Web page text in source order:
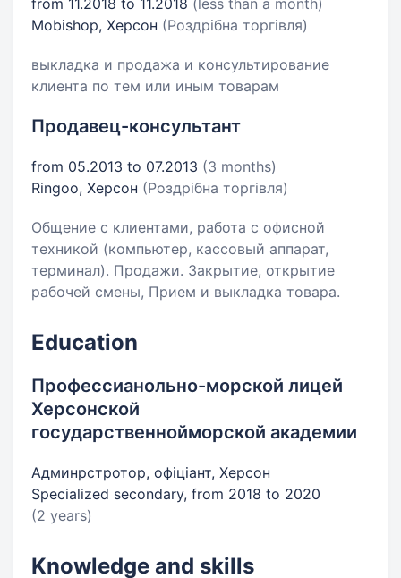
from 11.2018 to 11.2018 (less than a month)
Mobishop, Херсон (Роздрібна торгівля)
выкладка и продажа и консультирование
клиента по тем или иным товарам
Продавец-консультант
from 05.2013 to 07.2013 (3 months)
Ringoo, Херсон (Роздрібна торгівля)
Общение с клиентами, работа с офисной
техникой (компьютер, кассовый аппарат,
терминал). Продажи. Закрытие, открытие
рабочей смены, Прием и выкладка товара.
Education
Профессианольно-морской лицей
Херсонской
государственнойморской академии
Админрстротор, офіціант, Херсон
Specialized secondary, from 2018 to 2020
(2 years)
Knowledge and skills